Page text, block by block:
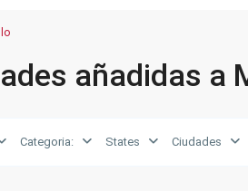
añadidas a
Categoria: States Ciudades